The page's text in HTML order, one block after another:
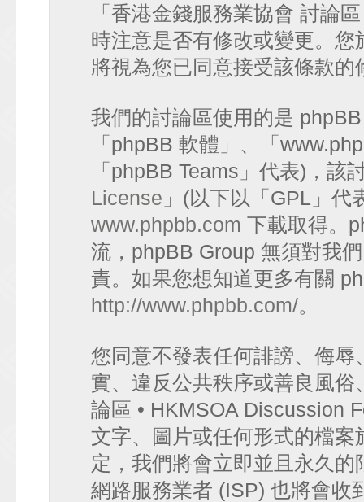
「香港金錢服務業協會 討論
時注意是否有修改或變更。
將視為您已同意接受該條款的
我們的討論區使用的是
「phpBB 軟體」、「
「phpBB Teams」代表)，該
License 」(以下以「GPL」代
www.phpbb.com 下載取得。
流，phpBB Group 無須對我
責。如果您想知道更多有關
http://www.phpbb.com/。
您同意不發表任何誹謗、侮
實、違反公共秩序或善良風
論區 • HKMSOA Discussion
文字、圖片或任何形式的檔
定，我們將會立即並且永久
網路服務業者 (ISP) 也將會收